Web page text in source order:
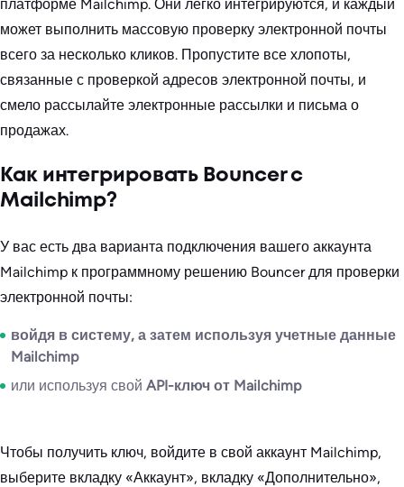
платформе Mailchimp. Они легко интегрируются, и каждый
может выполнить массовую проверку электронной почты
всего за несколько кликов. Пропустите все хлопоты,
связанные с проверкой адресов электронной почты, и
смело рассылайте электронные рассылки и письма о
продажах.
Как интегрировать Bouncer с
Mailchimp?
У вас есть два варианта подключения вашего аккаунта
Mailchimp к программному решению Bouncer для проверки
электронной почты:
войдя в систему, а затем используя учетные данные
Mailchimp
или используя свой API-ключ от Mailchimp
Чтобы получить ключ, войдите в свой аккаунт Mailchimp,
выберите вкладку «Аккаунт», вкладку «Дополнительно»,